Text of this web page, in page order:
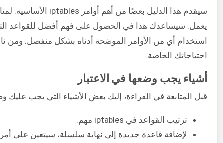
يعمل. سيساعدك هذا في الحصول على فهم أفضل للقواعد التي
استخدام أي من الأوامر الموضحة أدناه بشكل منفصل. ومن
احتياجاتك الخاصة.
أشياء يجب وضعها في الاعتبار
قبل المتابعة في القراءة، إليك بعض الأشياء التي يجب عليك
ترتيب القواعد في iptables مهم.
لإضافة قاعدة جديدة إلى نهاية سلسلة، سيتعين على